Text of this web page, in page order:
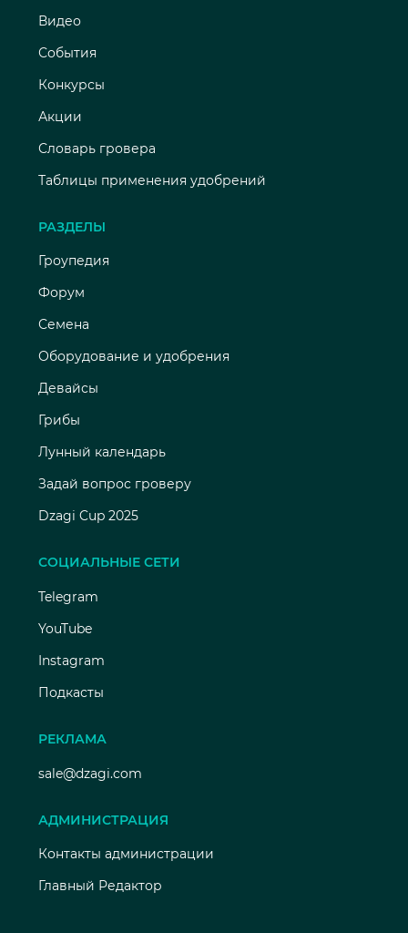
Видео
События
Конкурсы
Акции
Словарь гровера
Таблицы применения удобрений
РАЗДЕЛЫ
Гроупедия
Форум
Семена
Оборудование и удобрения
Девайсы
Грибы
Лунный календарь
Задай вопрос гроверу
Dzagi Cup 2025
СОЦИАЛЬНЫЕ СЕТИ
Telegram
YouTube
Instagram
Подкасты
РЕКЛАМА
sale@dzagi.com
АДМИНИСТРАЦИЯ
Контакты администрации
Главный Редактор